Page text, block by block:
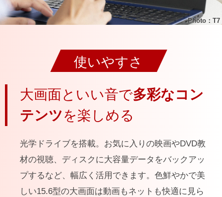
使いやすさ
大画面といい音で多彩なコン
テンツを楽しめる
光学ドライブを搭載。お気に入りの映画やDVD教
材の視聴、ディスクに大容量データをバックアッ
プするなど、幅広く活用できます。色鮮やかで美
しい15.6型の大画面は動画もネットも快適に見ら
Photo：T7